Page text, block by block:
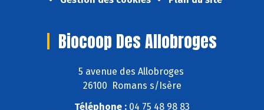
Biocoop Des Allobroges
5 avenue des Allobroges
26100 Romans s/Isère
Téléphone : 04 75 48 98 83